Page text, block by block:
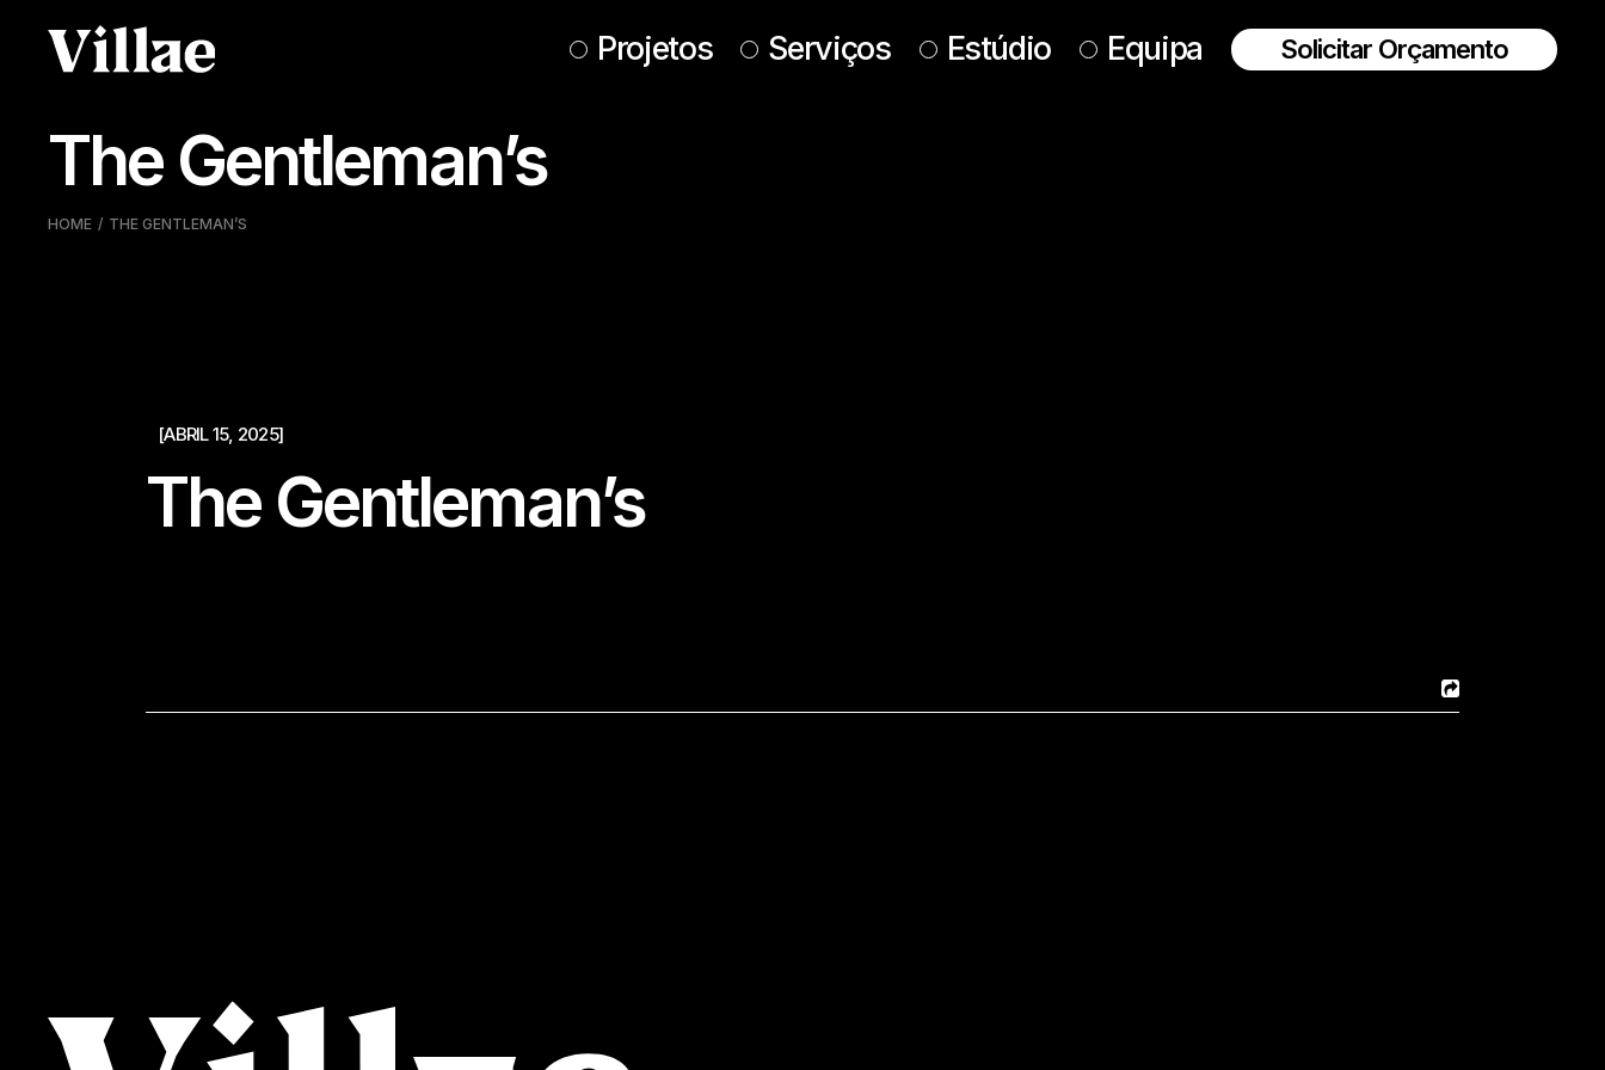
content
Projetos Serviços Estúdio Equipa Solicitar Orçamento
The Gentleman’s
HOME THE GENTLEMAN’S
[ABRIL 15, 2025]
The Gentleman’s